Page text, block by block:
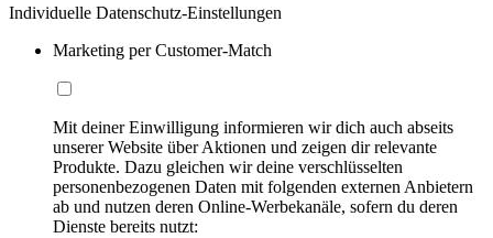
Individuelle Datenschutz-Einstellungen
Marketing per Customer-Match
Mit deiner Einwilligung informieren wir dich auch abseits
unserer Website über Aktionen und zeigen dir relevante
Produkte. Dazu gleichen wir deine verschlüsselten
personenbezogenen Daten mit folgenden externen Anbietern
ab und nutzen deren Online-Werbekanäle, sofern du deren
Dienste bereits nutzt: